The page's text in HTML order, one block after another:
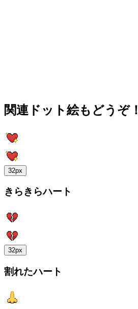
関連ドット絵もどうぞ！
32px
きらきらハート
32px
割れたハート